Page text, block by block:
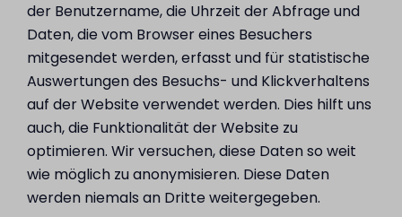
der Benutzername, die Uhrzeit der Abfrage und
Daten, die vom Browser eines Besuchers
mitgesendet werden, erfasst und für statistische
Auswertungen des Besuchs- und Klickverhaltens
auf der Website verwendet werden. Dies hilft uns
auch, die Funktionalität der Website zu
optimieren. Wir versuchen, diese Daten so weit
wie möglich zu anonymisieren. Diese Daten
werden niemals an Dritte weitergegeben.